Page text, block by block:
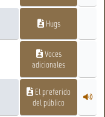
Hugs
Voces
adicionales
El preferido
del público